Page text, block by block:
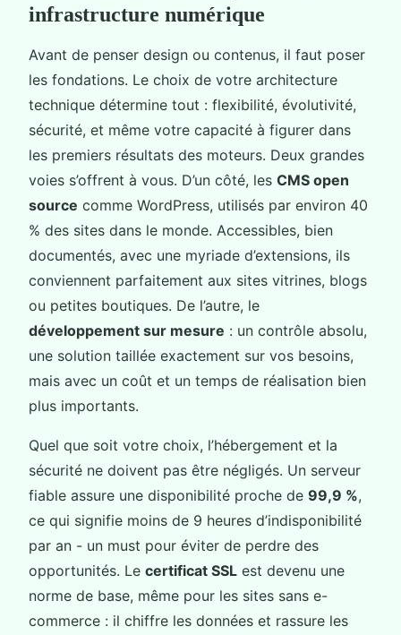
infrastructure numérique
Avant de penser design ou contenus, il faut poser
les fondations. Le choix de votre architecture
technique détermine tout : flexibilité, évolutivité,
sécurité, et même votre capacité à figurer dans
les premiers résultats des moteurs. Deux grandes
voies s’offrent à vous. D’un côté, les CMS open
source comme WordPress, utilisés par environ 40
% des sites dans le monde. Accessibles, bien
documentés, avec une myriade d’extensions, ils
conviennent parfaitement aux sites vitrines, blogs
ou petites boutiques. De l’autre, le
développement sur mesure : un contrôle absolu,
une solution taillée exactement sur vos besoins,
mais avec un coût et un temps de réalisation bien
plus importants.
Quel que soit votre choix, l’hébergement et la
sécurité ne doivent pas être négligés. Un serveur
fiable assure une disponibilité proche de 99,9 %,
ce qui signifie moins de 9 heures d’indisponibilité
par an - un must pour éviter de perdre des
opportunités. Le certificat SSL est devenu une
norme de base, même pour les sites sans e-
commerce : il chiffre les données et rassure les